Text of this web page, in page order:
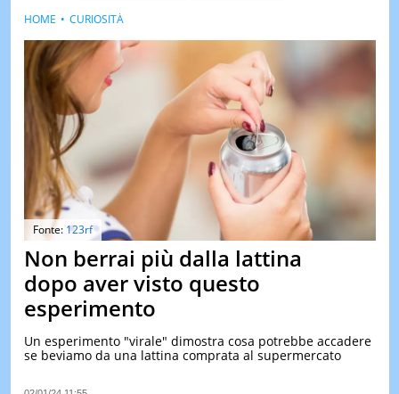
GULP
LOVE
NEWS
VIDEO
TEST
LE
Fonte: 123rf
Non berrai più dalla lattina
dopo aver visto questo
esperimento
Un esperimento "virale" dimostra cosa potrebbe accadere
se beviamo da una lattina comprata al supermercato
HOME CURIOSITÀ